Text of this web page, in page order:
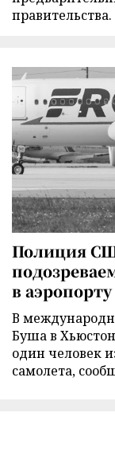
правительства.
Полиция
в
В
Буша в
один человек
самолета,